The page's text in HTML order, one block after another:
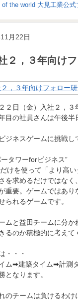
月22日
２，３年向け
２日（金）入社２，３
目の社員さんは午後半
ジネスゲームに挑戦し
ータワーforビジネス”
けを使って「より高
を求めるだけではな
重要。ゲームではあ
られるゲームです。
ムと益田チームに分か
るのか積極的に考えて
・・・
ム➡建築タイム➡計測
となります。
のチームは負けるわ